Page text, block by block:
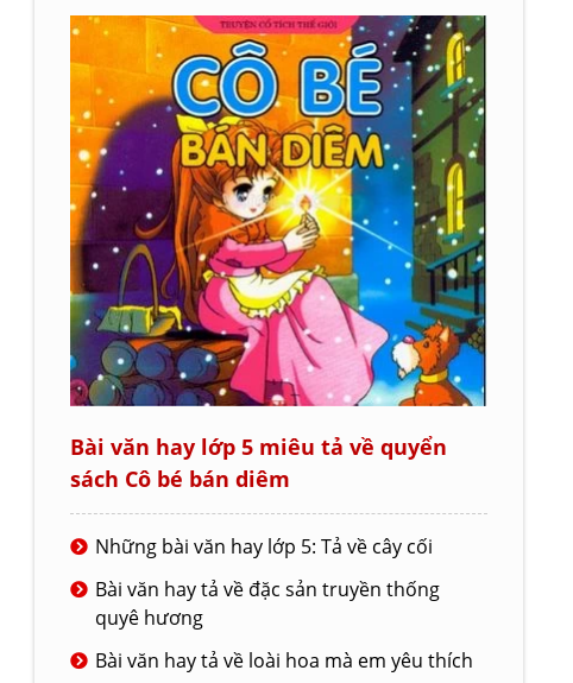
Bài văn hay lớp 5 miêu tả về quyển
sách Cô bé bán diêm
Những bài văn hay lớp 5: Tả về cây cối
Bài văn hay tả về đặc sản truyền thống
quyê hương
Bài văn hay tả về loài hoa mà em yêu thích